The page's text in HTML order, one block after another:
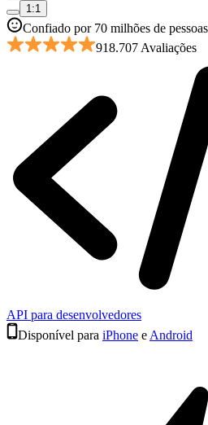
1:1
Confiado por 70 milhões de pessoas
918.707 Avaliações
API para desenvolvedores
Disponível para iPhone e Android